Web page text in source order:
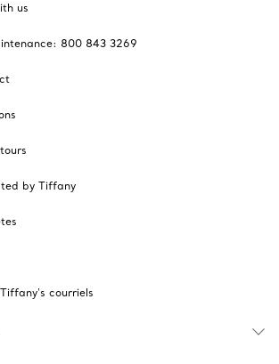
us
800 843 3269
by Tiffany
courriels